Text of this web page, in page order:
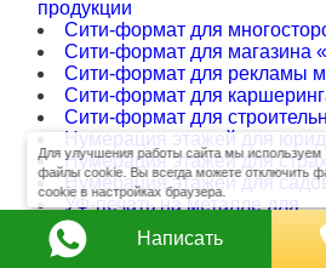
продукции
Сити-формат для
Сити-формат для магазина
Сити-формат для рекламы
Сити-формат для
Сити-формат для
Нумерация этажей для
Нумерация этажей для
Нумерация этажей для
УФ-печать на металле для
металлообрабатывающей
Уф-печать на металле для
Для улучшения работы сайта мы используем
файлы cookie. Вы всегда можете отключить
cookie в настройках браузера.
Написать